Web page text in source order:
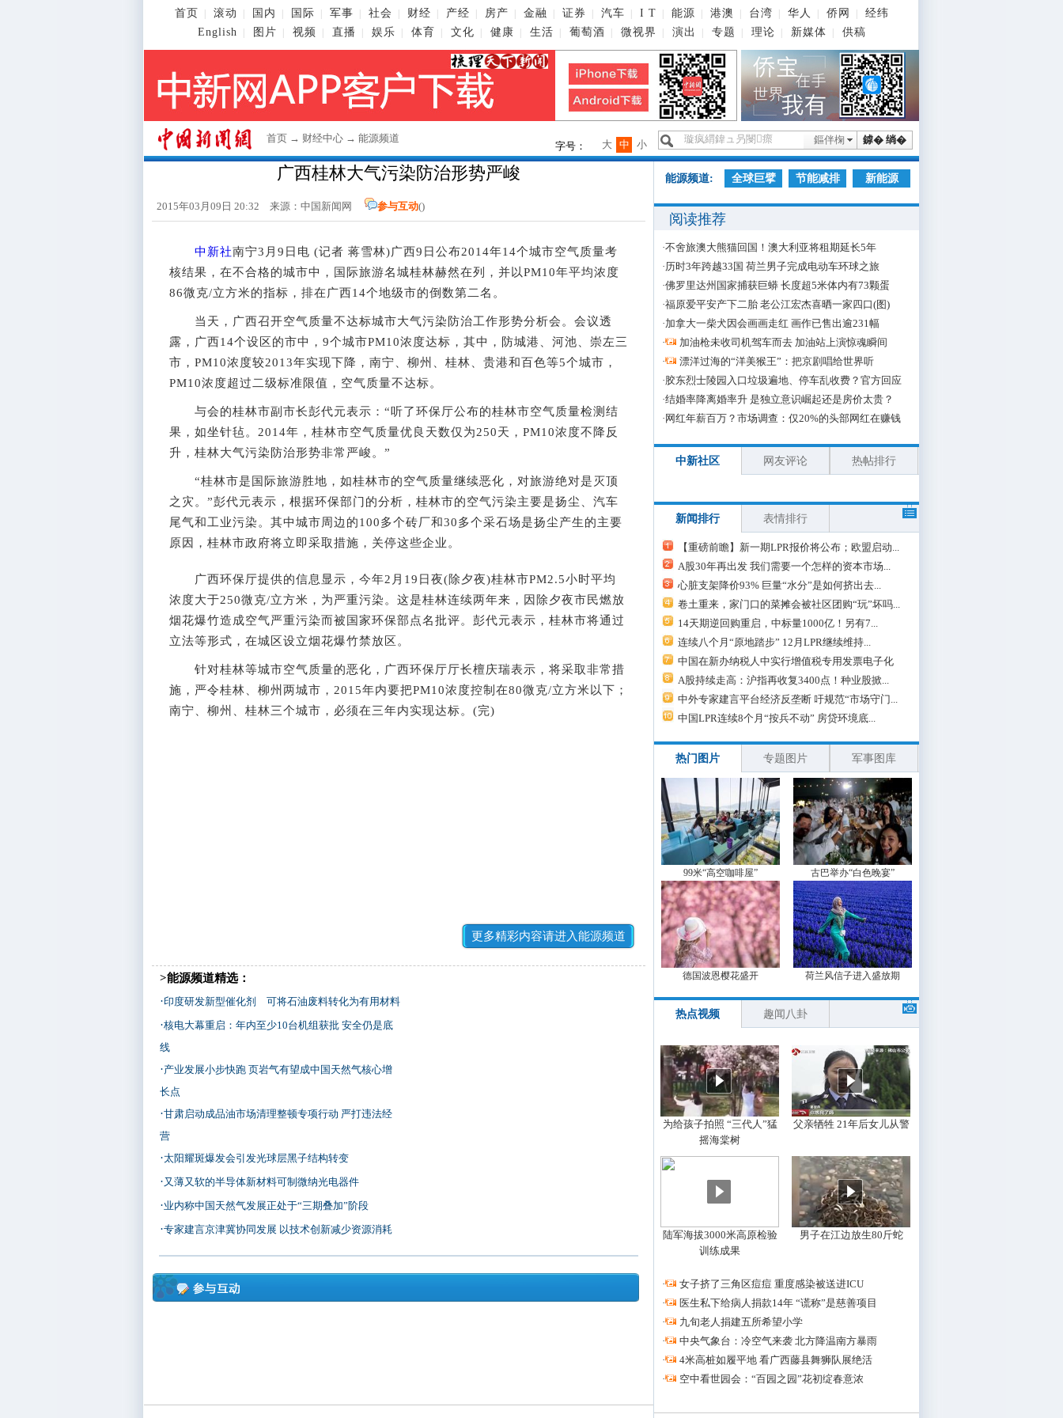
首页 滚动 国内 国际 军事 社会 财经 产经 房产 金融 证券 汽车 I T 能源 港澳 台湾 华人 侨网
经纬
English
图片 视频 直播 娱乐 体育 文化 健康 生活 葡萄酒 微视界 演出 专题 理论 新媒体 供稿
首页 → 财经中心 → 能源频道 鎼� 绱�
鏂伴椈
字号： 小
中
大
广西桂林大气污染防治形势严峻
2015年03月09日 20:32 来源： 中国新闻网 参与互动()
中新社南宁3月9日电 (记者 蒋雪林)广西9日公布2014年14个城市空气质量考
核结果，在不合格的城市中，国际旅游名城桂林赫然在列，并以PM10年平均浓度
86微克/立方米的指标，排在广西14个地级市的倒数第二名。
当天，广西召开空气质量不达标城市大气污染防治工作形势分析会。会议透
露，广西14个设区的市中，9个城市PM10浓度达标，其中，防城港、河池、崇左三
市，PM10浓度较2013年实现下降，南宁、柳州、桂林、贵港和百色等5个城市，
PM10浓度超过二级标准限值，空气质量不达标。
与会的桂林市副市长彭代元表示：“听了环保厅公布的桂林市空气质量检测结
果，如坐针毡。2014年，桂林市空气质量优良天数仅为250天，PM10浓度不降反
升，桂林大气污染防治形势非常严峻。”
“桂林市是国际旅游胜地，如桂林市的空气质量继续恶化，对旅游绝对是灭顶
之灾。”彭代元表示，根据环保部门的分析，桂林市的空气污染主要是扬尘、汽车
尾气和工业污染。其中城市周边的100多个砖厂和30多个采石场是扬尘产生的主要
原因，桂林市政府将立即采取措施，关停这些企业。
广西环保厅提供的信息显示，今年2月19日夜(除夕夜)桂林市PM2.5小时平均
浓度大于250微克/立方米，为严重污染。这是桂林连续两年来，因除夕夜市民燃放
烟花爆竹造成空气严重污染而被国家环保部点名批评。彭代元表示，桂林市将通过
立法等形式，在城区设立烟花爆竹禁放区。
针对桂林等城市空气质量的恶化，广西环保厅厅长檀庆瑞表示，将采取非常措
施，严令桂林、柳州两城市，2015年内要把PM10浓度控制在80微克/立方米以下；
南宁、柳州、桂林三个城市，必须在三年内实现达标。(完)
更多精彩内容请进入能源频道
>能源频道精选：
·印度研发新型催化剂 可将石油废料转化为有用材料
·核电大幕重启：年内至少10台机组获批 安全仍是底
线
·产业发展小步快跑 页岩气有望成中国天然气核心增
长点
·甘肃启动成品油市场清理整顿专项行动 严打违法经
营
·太阳耀斑爆发会引发光球层黑子结构转变
·又薄又软的半导体新材料可制微纳光电器件
·业内称中国天然气发展正处于“三期叠加”阶段
·专家建言京津冀协同发展 以技术创新减少资源消耗
能源频道: 全球巨擘 节能减排 新能源
阅读推荐
·不舍旅澳大熊猫回国！澳大利亚将租期延长5年
·历时3年跨越33国 荷兰男子完成电动车环球之旅
·佛罗里达州国家捕获巨蟒 长度超5米体内有73颗蛋
·福原爱平安产下二胎 老公江宏杰喜晒一家四口(图)
·加拿大一柴犬因会画画走红 画作已售出逾231幅
·
加油枪未收司机驾车而去 加油站上演惊魂瞬间
·
漂洋过海的“洋美猴王”：把京剧唱给世界听
·胶东烈士陵园入口垃圾遍地、停车乱收费？官方回应
·结婚率降离婚率升 是独立意识崛起还是房价太贵？
· 网红年薪百万？市场调查：仅20%的头部网红在赚钱
中新社区 网友评论 热帖排行
新闻排行 表情排行
【重磅前瞻】新一期LPR报价将公布；欧盟启动...
A股30年再出发 我们需要一个怎样的资本市场...
心脏支架降价93% 巨量“水分”是如何挤出去...
卷土重来，家门口的菜摊会被社区团购“玩”坏吗...
14天期逆回购重启，中标量1000亿！另有7...
连续八个月“原地踏步” 12月LPR继续维持...
中国在新办纳税人中实行增值税专用发票电子化
A股持续走高：沪指再收复3400点！种业股掀...
中外专家建言平台经济反垄断 吁规范“市场守门...
中国LPR连续8个月“按兵不动” 房贷环境底...
热门图片 专题图片 军事图库
99米“高空咖啡屋” 古巴举办“白色晚宴”
德国波恩樱花盛开 荷兰风信子进入盛放期
热点视频 趣闻八卦
为给孩子拍照 “三代人”猛
摇海棠树
父亲牺牲 21年后女儿从警
陆军海拔3000米高原检验
训练成果
男子在江边放生80斤蛇
·
女子挤了三角区痘痘 重度感染被送进ICU
·
医生私下给病人捐款14年 “谎称”是慈善项目
·
九旬老人捐建五所希望小学
·
中央气象台：冷空气来袭 北方降温南方暴雨
·
4米高桩如履平地 看广西藤县舞狮队展绝活
·
空中看世园会：“百园之园”花初绽春意浓